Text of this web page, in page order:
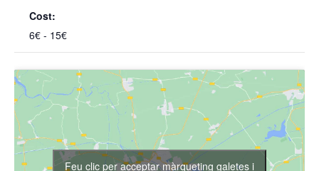
Cost:
6€ - 15€
Feu clic per acceptar màrqueting galetes i